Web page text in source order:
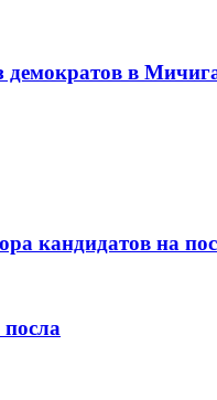
демократов в
кандидатов на